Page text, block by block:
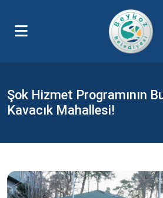
Şok Hizmet Programının
Kavacık Mahallesi!